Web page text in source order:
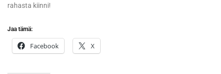
rahasta kiinni!
Jaa tämä:
Facebook X